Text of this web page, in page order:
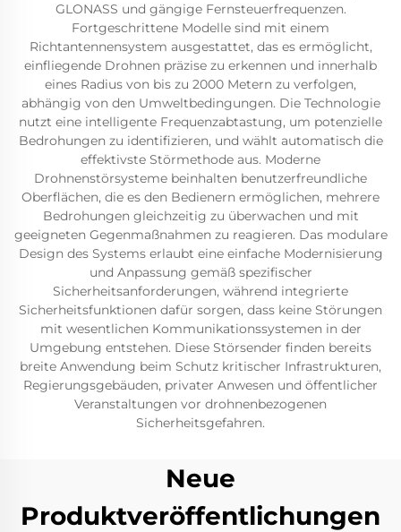
GLONASS und gängige Fernsteuerfrequenzen.
Fortgeschrittene Modelle sind mit einem
Richtantennensystem ausgestattet, das es ermöglicht,
einfliegende Drohnen präzise zu erkennen und innerhalb
eines Radius von bis zu 2000 Metern zu verfolgen,
abhängig von den Umweltbedingungen. Die Technologie
nutzt eine intelligente Frequenzabtastung, um potenzielle
Bedrohungen zu identifizieren, und wählt automatisch die
effektivste Störmethode aus. Moderne
Drohnenstörsysteme beinhalten benutzerfreundliche
Oberflächen, die es den Bedienern ermöglichen, mehrere
Bedrohungen gleichzeitig zu überwachen und mit
geeigneten Gegenmaßnahmen zu reagieren. Das modulare
Design des Systems erlaubt eine einfache Modernisierung
und Anpassung gemäß spezifischer
Sicherheitsanforderungen, während integrierte
Sicherheitsfunktionen dafür sorgen, dass keine Störungen
mit wesentlichen Kommunikationssystemen in der
Umgebung entstehen. Diese Störsender finden bereits
breite Anwendung beim Schutz kritischer Infrastrukturen,
Regierungsgebäuden, privater Anwesen und öffentlicher
Veranstaltungen vor drohnenbezogenen
Sicherheitsgefahren.
Neue
Produktveröffentlichungen